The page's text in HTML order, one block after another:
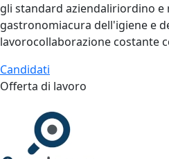
gli standard aziendaliriordino
gastronomiacura dell'igiene e
lavorocollaborazione costante
Candidati
Offerta di lavoro